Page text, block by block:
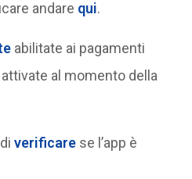
andare qui.
abilitate ai pagamenti
al momento della
verificarese l’app è